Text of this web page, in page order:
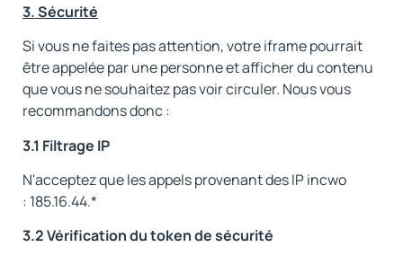
3. Sécurité
Si vous ne faites pas attention, votre iframe pourrait
être appelée par une personne et afficher du contenu
que vous ne souhaitez pas voir circuler. Nous vous
recommandons donc :
3.1 Filtrage IP
N'acceptez que les appels provenant des IP incwo
: 185.16.44.*
3.2 Vérification du token de sécurité